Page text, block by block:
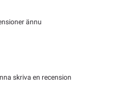
ännu
skriva en recension